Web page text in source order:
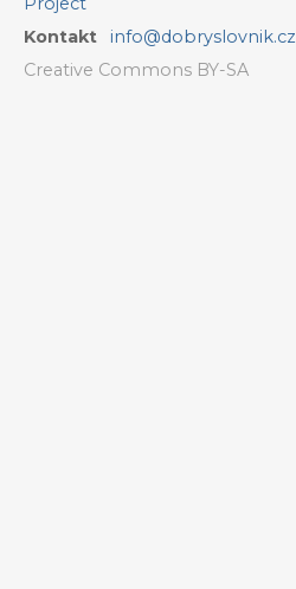
Kontakt
info@dobryslovnik.cz
Creative Commons BY-SA